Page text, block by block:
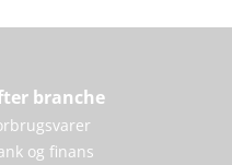
branche
og finans